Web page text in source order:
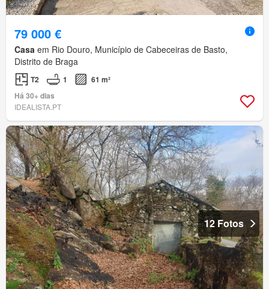
79 000 €
Casa em Rio Douro, Município de Cabeceiras de Basto,
Distrito de Braga
T2 1
61 m²
Há 30+ dias
IDEALISTA.PT
12 Fotos